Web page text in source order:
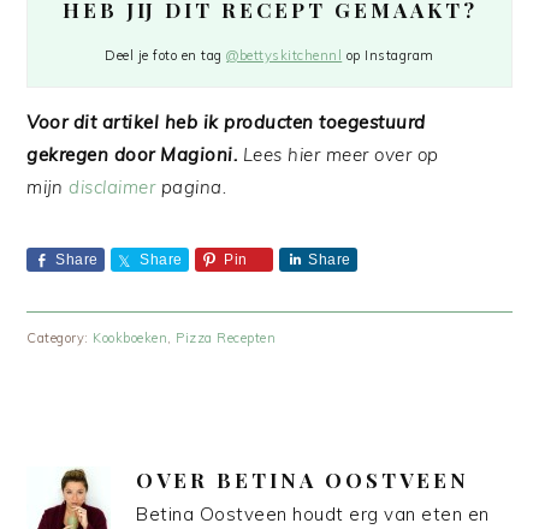
HEB JIJ DIT RECEPT GEMAAKT?
Deel je foto en tag@bettyskitchennl op Instagram
Voor dit artikel heb ik producten toegestuurd
gekregen door Magioni. Lees hier meer over op
mijndisclaimerpagina.
Share Share Pin Share
Category: Kookboeken, Pizza Recepten
OVER BETINA OOSTVEEN
Betina Oostveen houdt erg van eten en